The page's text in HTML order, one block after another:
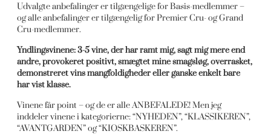
Udvalgte anbefalinger er tilgængelige for Basis-medlemmer –
og alle anbefalinger er tilgængelig for Premier Cru- og Grand
Cru-medlemmer.
Yndlingsvinene: 3-5 vine, der har ramt mig, sagt mig mere end
andre, provokeret positivt, smægtet mine smagsløg, overrasket,
demonstreret vins mangfoldigheder eller ganske enkelt bare
har vist klasse.
Vinene får point – og de er alle ANBEFALEDE! Men jeg
inddeler vinene i kategorierne: “NYHEDEN”, “KLASSIKEREN”,
“AVANTGARDEN” og “KIOSKBASKEREN”.